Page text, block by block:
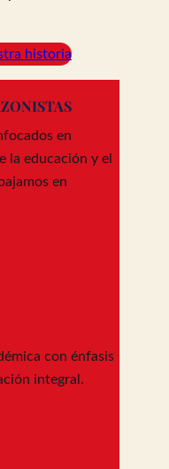
historia
en
la educación y el
en
con énfasis
integral.